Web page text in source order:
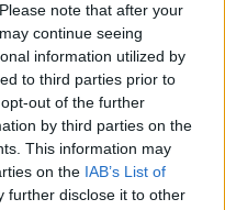
note that after your
continue seeing
information utilized by
to third parties prior to
out of the further
by third parties on the
This information may
on the IAB’s List of
further disclose it to other